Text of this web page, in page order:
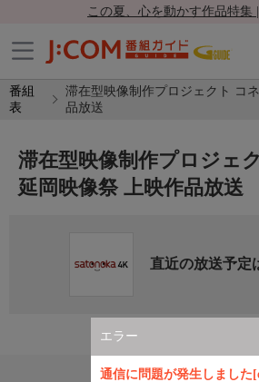
この夏、心を動かす作品特集
番組
表
滞在型映像制作プロジェクト コ
品放送
エラー
通信に問題が発生しました
滞在型映像制作プロジェ
延岡映像祭 上映作品放送
直近の放送予定